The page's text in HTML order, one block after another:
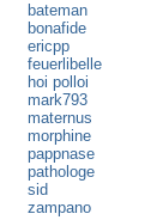
bateman
bonafide
ericpp
feuerlibelle
hoi polloi
mark793
maternus
morphine
pappnase
pathologe
sid
zampano